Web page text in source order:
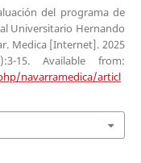
del programa de
Universitario Hernando
Medica [Internet]. 2025
15. Available from:
navarramedica/articl